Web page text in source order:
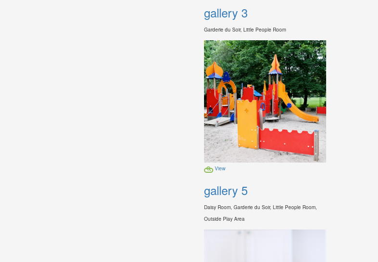
gallery 3
Garderie du Soir, Little People Room
View
gallery 5
Daisy Room, Garderie du Soir, Little People Room,
Outside Play Area